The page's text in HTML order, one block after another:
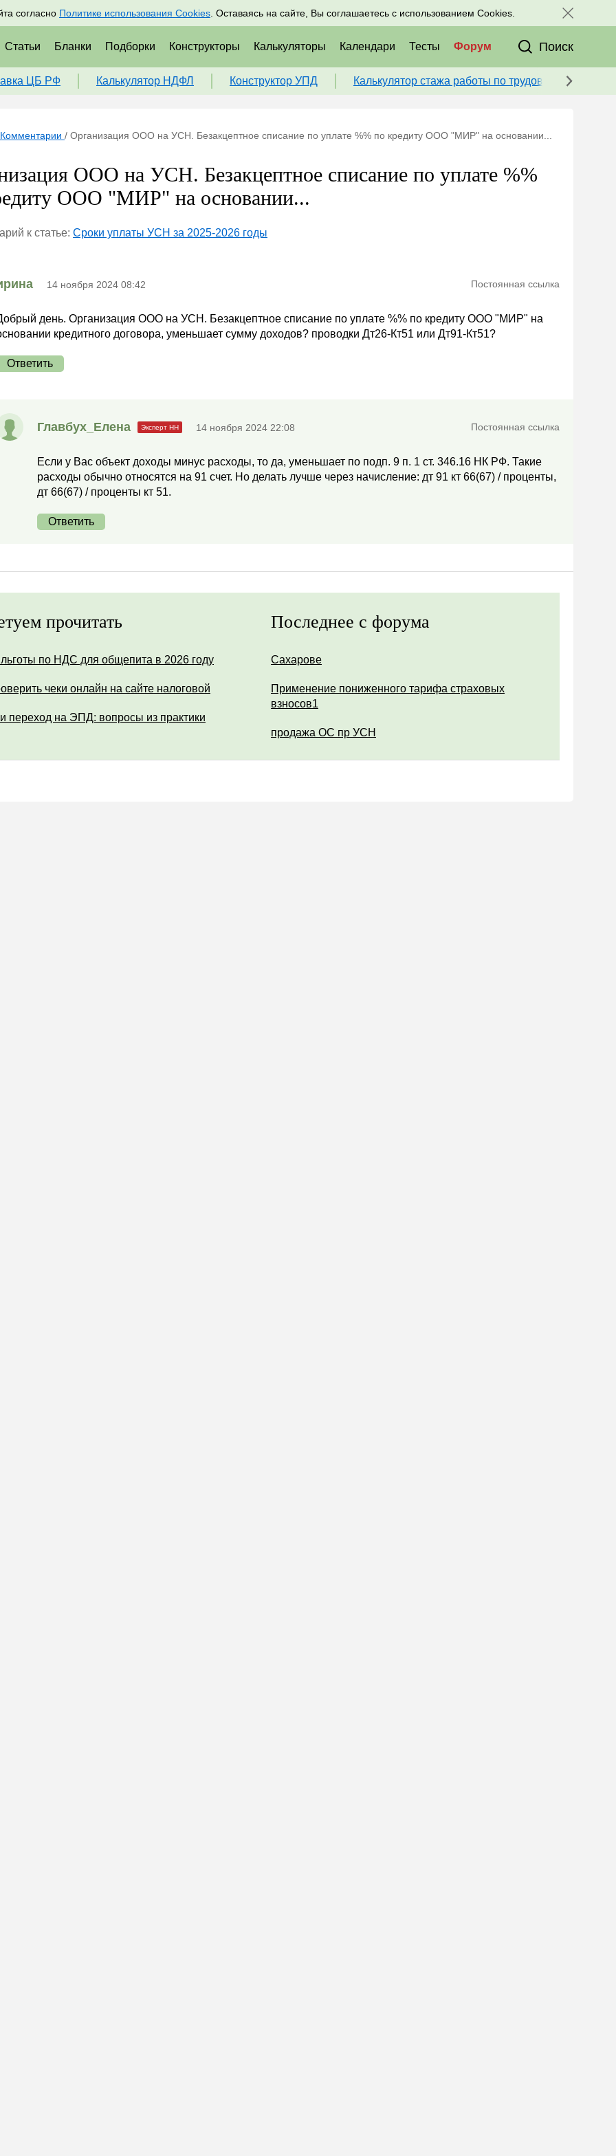
согласно Политике использования Cookies . Оставаясь на сайте, Вы соглашаетесь с использованием Cookies.
Подписаться Присоединяйтесь к нам в соц. сетях:
Статьи Бланки Подборки Конструкторы Калькуляторы Календари Тесты Форум Поиск
ЦБ РФ Калькулятор НДФЛ Конструктор УПД Калькулятор стажа работы по трудовой книжке
Комментарии / Организация ООО на УСН. Безакцептное списание по уплате %% по кредиту ООО "МИР" на основании...
ООО на УСН. Безакцептное списание по уплате %%
ООО "МИР" на основании...
к статье: Сроки уплаты УСН за 2025-2026 годы
14 ноября 2024 08:42 Постоянная ссылка
день. Организация ООО на УСН. Безакцептное списание по уплате %% по кредиту ООО "МИР" на
кредитного договора, уменьшает сумму доходов? проводки Дт26-Кт51 или Дт91-Кт51?
Ответить
Главбух_Елена 14 ноября 2024 22:08 Постоянная ссылка
Если у Вас объект доходы минус расходы, то да, уменьшает по подп. 9 п. 1 ст. 346.16 НК РФ. Такие
расходы обычно относятся на 91 счет. Но делать лучше через начисление: дт 91 кт 66(67) / проценты,
дт 66(67) / проценты кт 51.
Ответить
прочитать
льготы по НДС для общепита в 2026 году
чеки онлайн на сайте налоговой
переход на ЭПД: вопросы из практики
Последнее с форума
Сахарове
Применение пониженного тарифа страховых
взносов1
продажа ОС пр УСН